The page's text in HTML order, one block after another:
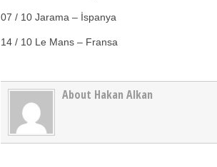
07 / 10 Jarama – İspanya
14 / 10 Le Mans – Fransa
About Hakan Alkan